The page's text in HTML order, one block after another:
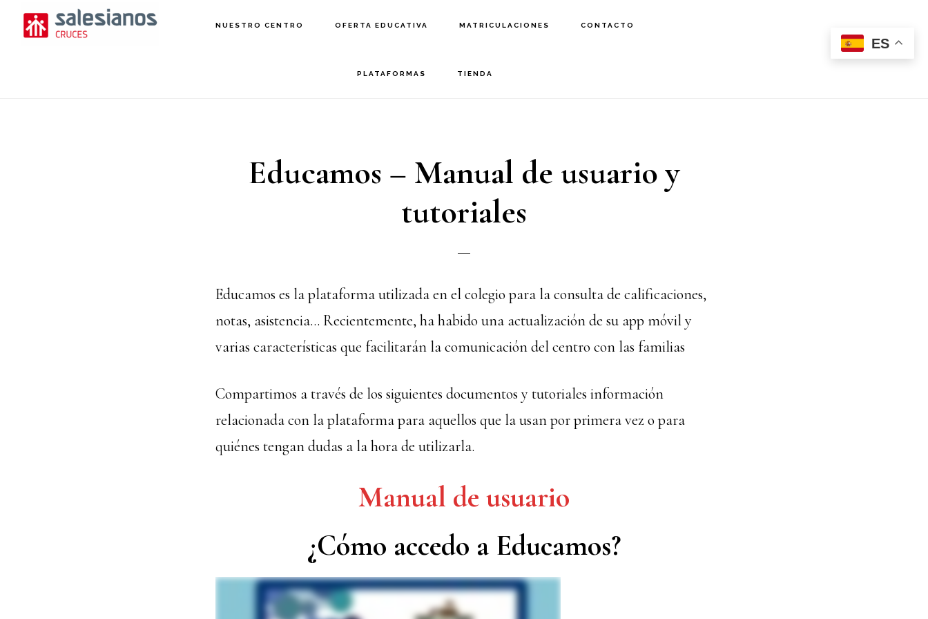
Saltar
NUESTRO CENTRO OFERTA EDUCATIVA MATRICULACIONES CONTACTO
PLATAFORMAS TIENDA
Educamos – Manual de usuario y
tutoriales
Educamos es la plataforma utilizada en el colegio para la consulta de calificaciones,
notas, asistencia… Recientemente, ha habido una actualización de su app móvil y
varias características que facilitarán la comunicación del centro con las familias
Compartimos a través de los siguientes documentos y tutoriales información
relacionada con la plataforma para aquellos que la usan por primera vez o para
quiénes tengan dudas a la hora de utilizarla.
Manual de usuario
¿Cómo accedo a Educamos?
ES